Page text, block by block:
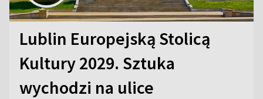
Lublin Europejską Stolicą
Kultury 2029. Sztuka
wychodzi na ulice